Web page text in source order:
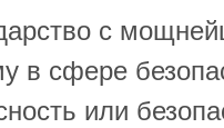
с
в сфере
или